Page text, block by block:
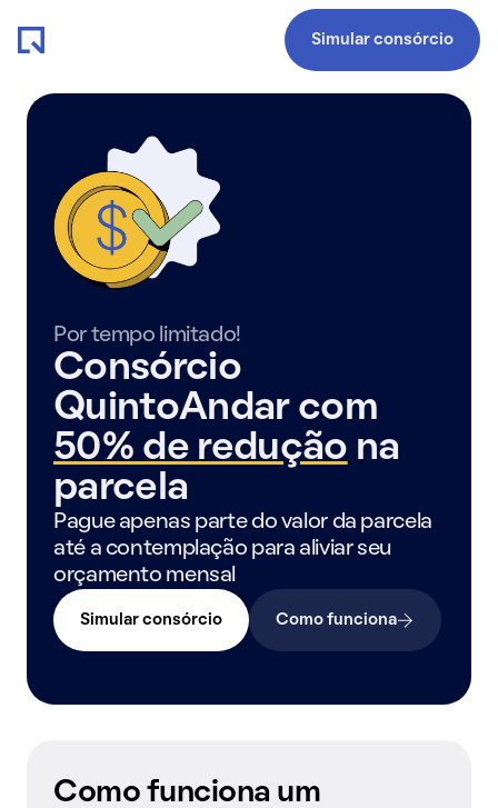
Simular consórcio
Por tempo limitado!
Consórcio
QuintoAndar com
50% de redução na
parcela
Pague apenas parte do valor da parcela
até a contemplação para aliviar seu
orçamento mensal
Simular consórcio Como funciona
Como funciona um